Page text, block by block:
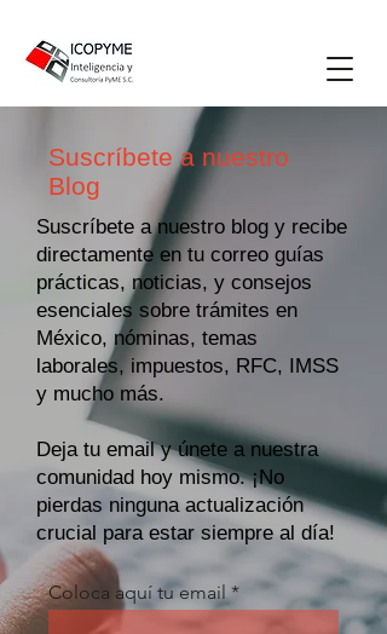
Suscríbete a nuestro
Blog
Suscríbete a nuestro blog y recibe
directamente en tu correo guías
prácticas, noticias, y consejos
esenciales sobre trámites en
México, nóminas, temas
laborales, impuestos, RFC, IMSS
y mucho más.
Deja tu email y únete a nuestra
comunidad hoy mismo. ¡No
pierdas ninguna actualización
crucial para estar siempre al día!
Coloca aquí tu email